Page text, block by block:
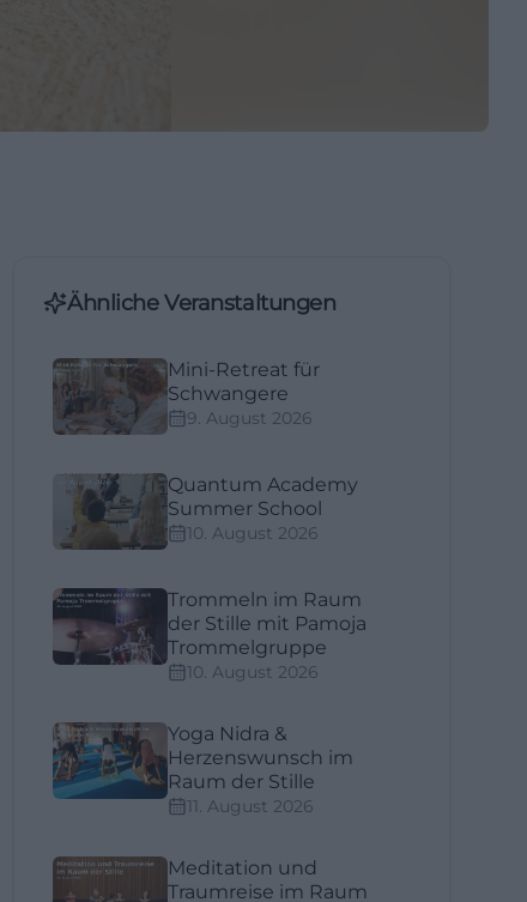
Ähnliche Veranstaltungen
Mini-Retreat für
Schwangere
9. August 2026
Quantum Academy
Summer School
10. August 2026
Trommeln im Raum
der Stille mit Pamoja
Trommelgruppe
10. August 2026
Yoga Nidra &
Herzenswunsch im
Raum der Stille
11. August 2026
Meditation und
Traumreise im Raum